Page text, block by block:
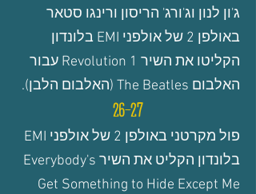
ג'ון לנון וג'ורג' הריסון ורינגו סטאר
באולפן 2 של אולפני EMI בלונדון
הקליטו את השיר Revolution 1 עבור
האלבום The Beatles (האלבום הלבן).
26-27
פול מקרטני באולפן 2 של אולפני EMI
בלונדון הקליט את השיר Everybody's
Get Something to Hide Except Me